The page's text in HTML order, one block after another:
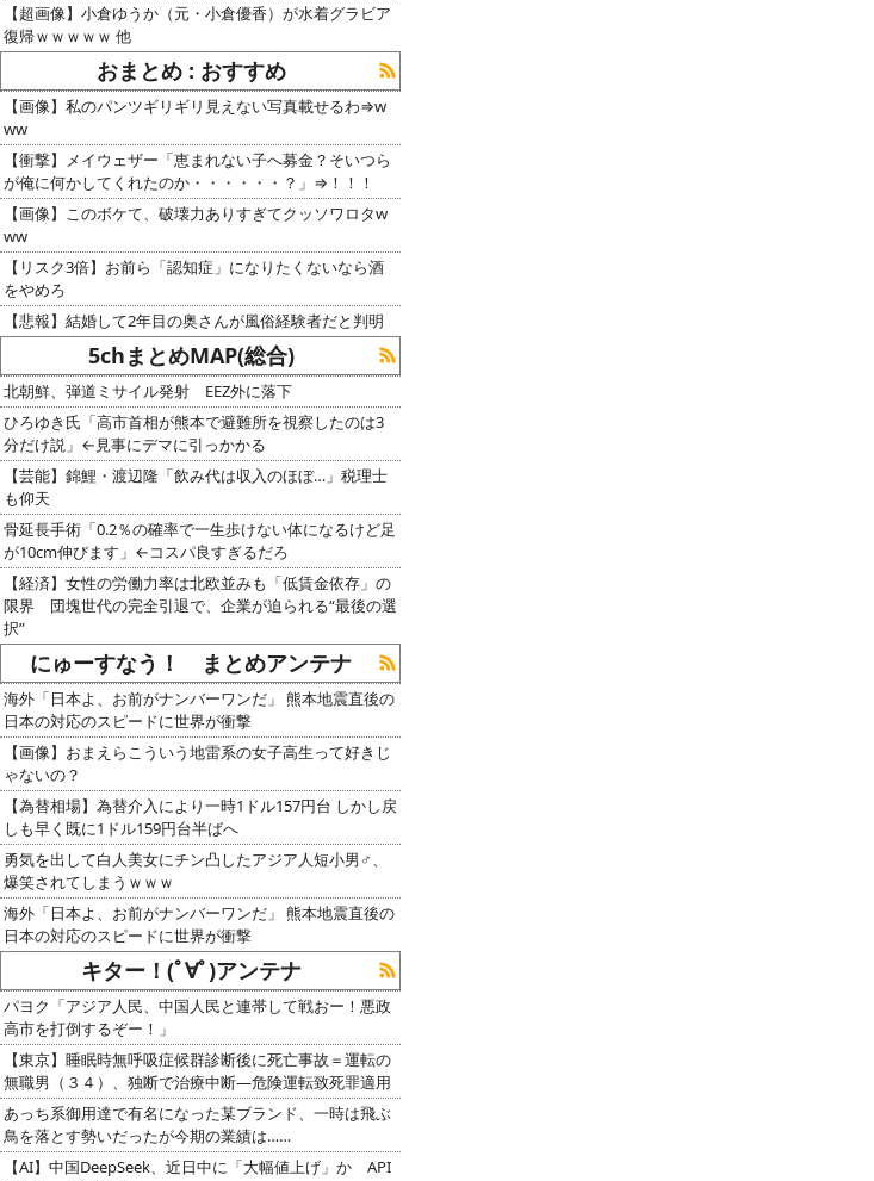
【超画像】小倉ゆうか（元・小倉優香）が水着グラビア
復帰ｗｗｗｗｗ 他
おまとめ : おすすめ
【画像】私のパンツギリギリ見えない写真載せるわ⇒w
ww
【衝撃】メイウェザー「恵まれない子へ募金？そいつら
が俺に何かしてくれたのか・・・・・・？」⇒！！！
【画像】このボケて、破壊力ありすぎてクッソワロタw
ww
【リスク3倍】お前ら「認知症」になりたくないなら酒
をやめろ
【悲報】結婚して2年目の奥さんが風俗経験者だと判明
5chまとめMAP(総合)
北朝鮮、弾道ミサイル発射 EEZ外に落下
ひろゆき氏「高市首相が熊本で避難所を視察したのは3
分だけ説」←見事にデマに引っかかる
【芸能】錦鯉・渡辺隆「飲み代は収入のほぼ…」税理士
も仰天
骨延長手術「0.2％の確率で一生歩けない体になるけど足
が10cm伸びます」←コスパ良すぎるだろ
【経済】女性の労働力率は北欧並みも「低賃金依存」の
限界 団塊世代の完全引退で、企業が迫られる“最後の選
択”
にゅーすなう！ まとめアンテナ
海外「日本よ、お前がナンバーワンだ」 熊本地震直後の
日本の対応のスピードに世界が衝撃
【画像】おまえらこういう地雷系の女子高生って好きじ
ゃないの？
【為替相場】為替介入により一時1ドル157円台 しかし戻
しも早く既に1ドル159円台半ばへ
勇気を出して白人美女にチン凸したアジア人短小男♂、
爆笑されてしまうｗｗｗ
海外「日本よ、お前がナンバーワンだ」 熊本地震直後の
日本の対応のスピードに世界が衝撃
キター！(ﾟ∀ﾟ)アンテナ
パヨク「アジア人民、中国人民と連帯して戦おー！悪政
高市を打倒するぞー！」
【東京】睡眠時無呼吸症候群診断後に死亡事故＝運転の
無職男（３４）、独断で治療中断―危険運転致死罪適用
あっち系御用達で有名になった某ブランド、一時は飛ぶ
鳥を落とす勢いだったが今期の業績は……
【AI】中国DeepSeek、近日中に「大幅値上げ」か API